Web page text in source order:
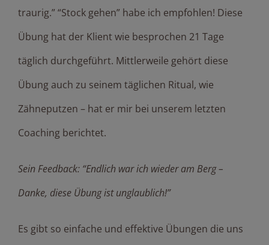
traurig.” “Stock gehen” habe ich empfohlen! Diese
Übung hat der Klient wie besprochen 21 Tage
täglich durchgeführt. Mittlerweile gehört diese
Übung auch zu seinem täglichen Ritual, wie
Zähneputzen – hat er mir bei unserem letzten
Coaching berichtet.
Sein Feedback: “Endlich war ich wieder am Berg –
Danke, diese Übung ist unglaublich!”
Es gibt so einfache und effektive Übungen die uns